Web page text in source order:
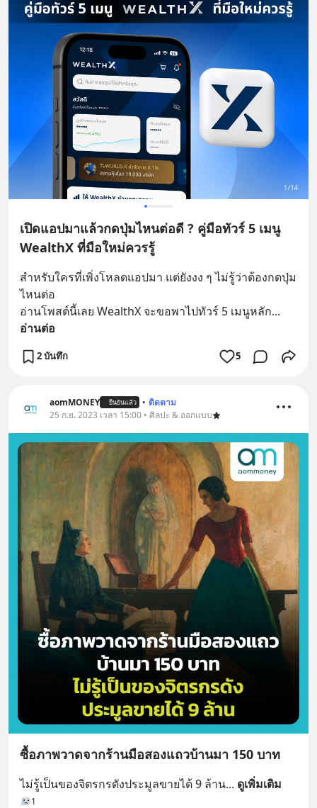
เปิดแอปมาแล้วกดปุ่มไหนต่อดี ? คู่มือทัวร์ 5 เมนู
WealthX ที่มือใหม่ควรรู้
สำหรับใครที่เพิ่งโหลดแอปมา แต่ยังงง ๆ ไม่รู้ว่าต้องกดปุ่ม
ไหนต่อ
อ่านโพสต์นี้เลย WealthX จะขอพาไปทัวร์ 5 เมนูหลัก
อ่านต่อ
2 บันทึก 5
aomMONEY ยืนยันแล้ว • ติดตาม
25 ก.ย. 2023 เวลา 15:00 • ศิลปะ & ออกแบบ
ซื้อภาพวาดจากร้านมือสองแถวบ้านมา 150 บาท
ไม่รู้เป็นของจิตรกรดังประมูลขายได้ 9 ล้าน... ดูเพิ่มเติม
1